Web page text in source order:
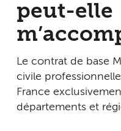
peut-elle
Le contrat de base
civile
France
départements et